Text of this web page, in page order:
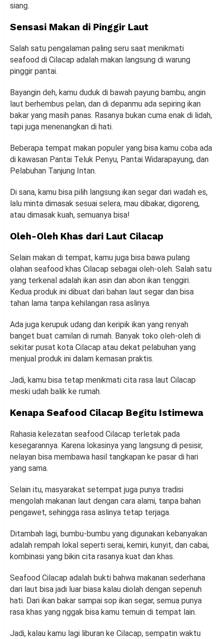
siang.
Sensasi Makan di Pinggir Laut
Salah satu pengalaman paling seru saat menikmati
seafood di Cilacap adalah makan langsung di warung
pinggir pantai.
Bayangin deh, kamu duduk di bawah payung bambu, angin
laut berhembus pelan, dan di depanmu ada sepiring ikan
bakar yang masih panas. Rasanya bukan cuma enak di lidah,
tapi juga menenangkan di hati.
Beberapa tempat makan populer yang bisa kamu coba ada
di kawasan Pantai Teluk Penyu, Pantai Widarapayung, dan
Pelabuhan Tanjung Intan.
Di sana, kamu bisa pilih langsung ikan segar dari wadah es,
lalu minta dimasak sesuai selera, mau dibakar, digoreng,
atau dimasak kuah, semuanya bisa!
Oleh-Oleh Khas dari Laut Cilacap
Selain makan di tempat, kamu juga bisa bawa pulang
olahan seafood khas Cilacap sebagai oleh-oleh. Salah satu
yang terkenal adalah ikan asin dan abon ikan tenggiri.
Kedua produk ini dibuat dari bahan laut segar dan bisa
tahan lama tanpa kehilangan rasa aslinya.
Ada juga kerupuk udang dan keripik ikan yang renyah
banget buat camilan di rumah. Banyak toko oleh-oleh di
sekitar pusat kota Cilacap atau dekat pelabuhan yang
menjual produk ini dalam kemasan praktis.
Jadi, kamu bisa tetap menikmati cita rasa laut Cilacap
meski udah balik ke rumah.
Kenapa Seafood Cilacap Begitu Istimewa
Rahasia kelezatan seafood Cilacap terletak pada
kesegarannya. Karena lokasinya yang langsung di pesisir,
nelayan bisa membawa hasil tangkapan ke pasar di hari
yang sama.
Selain itu, masyarakat setempat juga punya tradisi
mengolah makanan laut dengan cara alami, tanpa bahan
pengawet, sehingga rasa aslinya tetap terjaga.
Ditambah lagi, bumbu-bumbu yang digunakan kebanyakan
adalah rempah lokal seperti serai, kemiri, kunyit, dan cabai,
kombinasi yang bikin cita rasanya kuat dan khas.
Seafood Cilacap adalah bukti bahwa makanan sederhana
dari laut bisa jadi luar biasa kalau diolah dengan sepenuh
hati. Dari ikan bakar sampai sop ikan segar, semua punya
rasa khas yang nggak bisa kamu temuin di tempat lain.
Jadi, kalau kamu lagi liburan ke Cilacap, sempatin waktu